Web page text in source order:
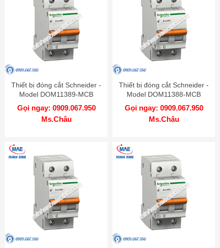
Thiết bị đóng cắt Schneider -
Model DOM11389-MCB
Gọi ngay: 0909.067.950
Ms.Châu
Thiết bị đóng cắt Schneider -
Model DOM11388-MCB
Gọi ngay: 0909.067.950
Ms.Châu